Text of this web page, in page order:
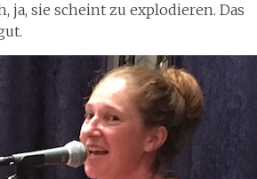
sie scheint zu explodieren. Das